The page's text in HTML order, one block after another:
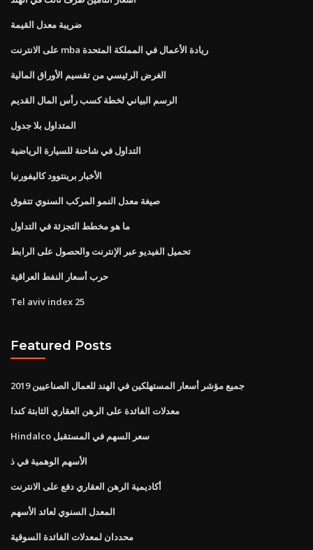
ضريبة معدل القيمة
على الانترنت mba ريادة الأعمال في المملكة المتحدة
الغرض الرئيسي من تقسيم الأوراق المالية
الرسم البياني لخطة كسب رأس المال القديم
المتداول بلا جدول
التداول في شاحنة للسيارة الرياضية
الأخبار برينتوود كاليفورنيا
صيغة معدل النمو المركب السنوي تتفوق
ما هو مخطط التجزئة في التداول
تحميل الفيديو عبر الإنترنت والحصول على الرابط
حرب أسعار النفط العراقية
Tel aviv index 25
Featured Posts
جميع مؤشر أسعار المستهلكين في الهند للعمال الصناعيين 2019
معدلات الفائدة على الرهن العقاري الثابتة كندا
Hindalco سعر السهم في المستقبل
الأسهم الوهمية في ذ
أكاديمية الرهن العقاري دفع على الانترنت
المعدل السنوي لعائد الأسهم
محددان لمعدلات الفائدة السوقية